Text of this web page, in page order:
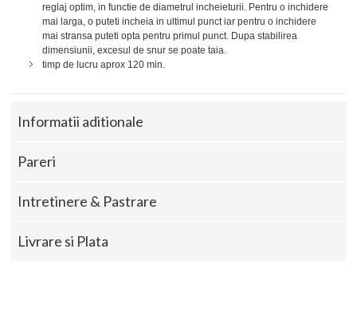
reglaj optim, in functie de diametrul incheieturii. Pentru o inchidere
mai larga, o puteti incheia in ultimul punct iar pentru o inchidere
mai stransa puteti opta pentru primul punct. Dupa stabilirea
dimensiunii, excesul de snur se poate taia.
timp de lucru aprox 120 min.
Informatii aditionale
Pareri
Intretinere & Pastrare
Livrare si Plata